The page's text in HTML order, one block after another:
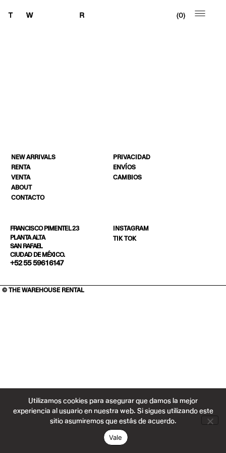
0
NEW ARRIVALS
RENTA
VENTA
ABOUT
CONTACTO
PRIVACIDAD
ENVÍOS
CAMBIOS
FRANCISCO PIMENTEL 23
PLANTA ALTA
SAN RAFAEL
CIUDAD DE MÉXICO.
+52 55 5961 6147
INSTAGRAM
TIK TOK
© THE WAREHOUSE RENTAL
Utilizamos cookies para asegurar que damos la mejor
experiencia al usuario en nuestra web. Si sigues utilizando este
sitio asumiremos que estás de acuerdo.
Vale